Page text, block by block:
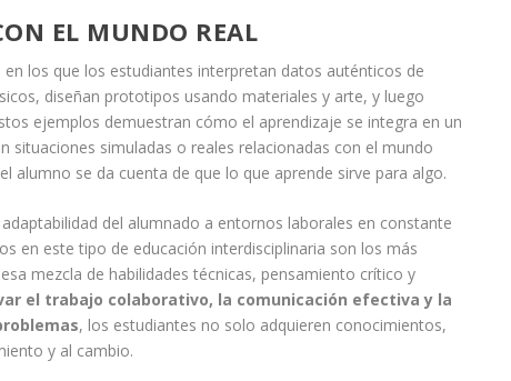
EL MUNDO REAL
los que los estudiantes interpretan datos auténticos de
diseñan prototipos usando materiales y arte, y luego
ejemplos demuestran cómo el aprendizaje se integra en un
simuladas o reales relacionadas con el mundo
se da cuenta de que lo que aprende sirve para algo.
del alumnado a entornos laborales en constante
en este tipo de educación interdisciplinaria son los más
mezcla de habilidades técnicas, pensamiento crítico y
el trabajo colaborativo, la comunicación efectiva y la
, los estudiantes no solo adquieren conocimientos,
y al cambio.